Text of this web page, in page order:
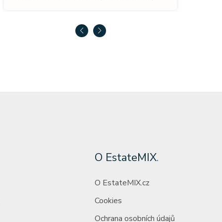
O EstateMIX.
O EstateMIX.cz
Cookies
Ochrana osobních údajů